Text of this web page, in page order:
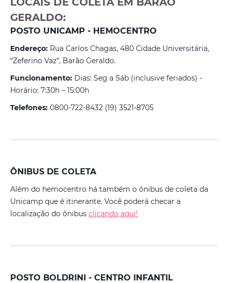
GERALDO:
POSTO UNICAMP - HEMOCENTRO
Endereço: Rua Carlos Chagas, 480 Cidade Universitária,
“Zeferino Vaz”, Barão Geraldo.
Funcionamento: Dias: Seg a Sáb (inclusive feriados) -
Horário: 7:30h – 15:00h
Telefones: 0800-722-8432 (19) 3521-8705
ÔNIBUS DE COLETA
Além do hemocentro há também o ônibus de coleta da
Unicamp que é itinerante. Você poderá checar a
localização do ônibus clicando aqui!
POSTO BOLDRINI - CENTRO INFANTIL